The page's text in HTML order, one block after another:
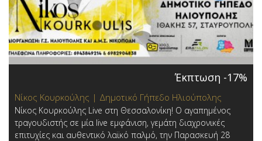
Έκπτωση -17%
Νίκος Κουρκούλης | Δημοτικό Γήπεδο Ηλιούπολης
Νίκος Κουρκούλης Live στη Θεσσαλονίκη! Ο αγαπημένος
τραγουδιστής σε μία live εμφάνιση, γεμάτη διαχρονικές
επιτυχίες και αυθεντικό λαϊκό παλμό, την Παρασκευή 28